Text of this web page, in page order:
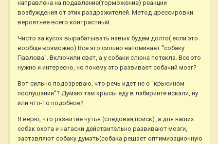
направлена на подавление(торможение) реакции
возбуждения от этих раздражителей. Метод дрессировки
вероятнее всего контрастный.
Чисто за кусок вырабатывать навык будем долго( если это
вообще возможно).Все это сильно напоминает "собаку
Павлова". Включили свет, а у собаки слюна потекла. Все это
нужно и интересно, но почему это развивает собачий мозг?
Вот сильно подозреваю, что речь идет не о "крысином
послушании"? Думаю там крысы еду в лабиринте искали, ну
или что-то подобное?
Я верю, что развитие чутья (следовая,поиск) ,а для наших
собак охота и натаски действительно развивают мозги,
заставляют собаку думать(собака решает оптимизационную